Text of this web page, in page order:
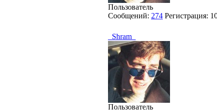
Пользователь
Сообщений: 274 Регистрация:
_Shram_
Пользователь